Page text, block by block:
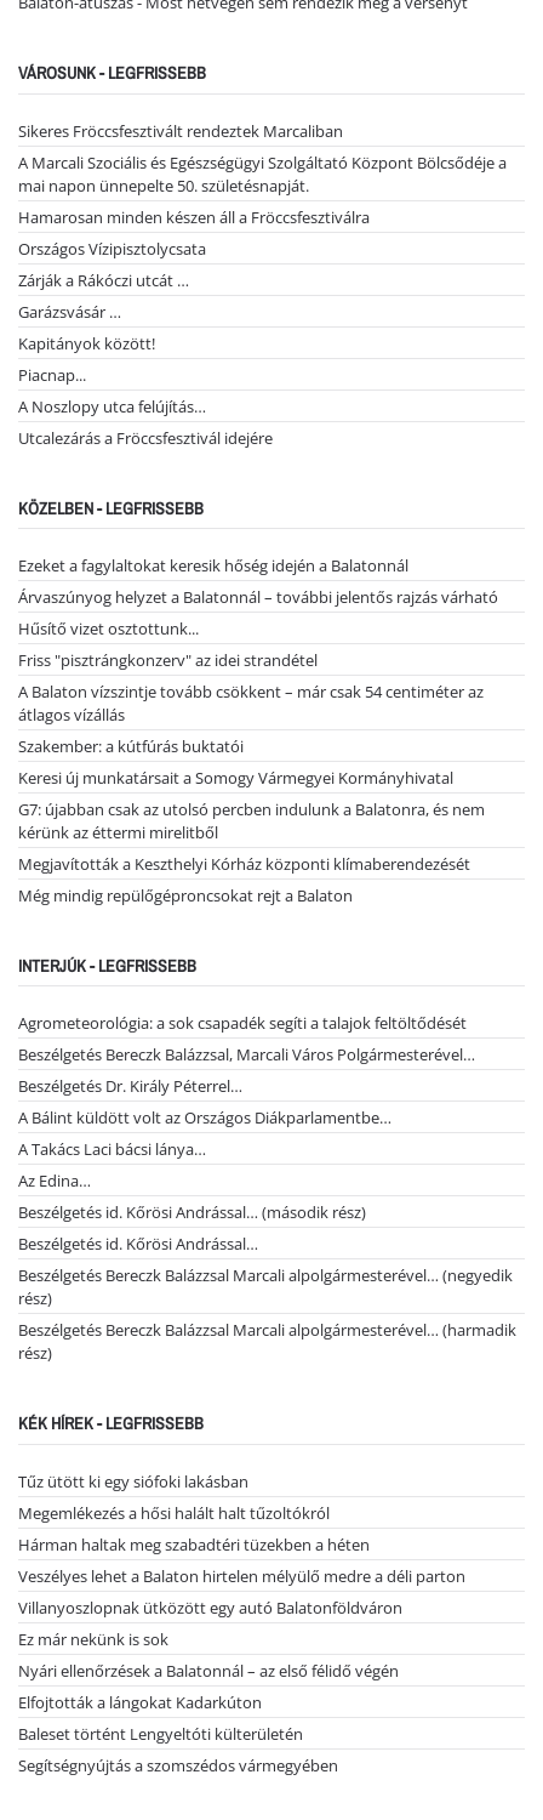
VÁROSUNK - LEGFRISSEBB
Sikeres Fröccsfesztivált rendeztek Marcaliban
A Marcali Szociális és Egészségügyi Szolgáltató Központ Bölcsődéje a
mai napon ünnepelte 50. születésnapját.
Hamarosan minden készen áll a Fröccsfesztiválra
Országos Vízipisztolycsata
Zárják a Rákóczi utcát …
Garázsvásár …
Kapitányok között!
Piacnap...
A Noszlopy utca felújítás…
Utcalezárás a Fröccsfesztivál idejére
KÖZELBEN - LEGFRISSEBB
Ezeket a fagylaltokat keresik hőség idején a Balatonnál
Árvaszúnyog helyzet a Balatonnál – további jelentős rajzás várható
Hűsítő vizet osztottunk...
Friss "pisztrángkonzerv" az idei strandétel
A Balaton vízszintje tovább csökkent – már csak 54 centiméter az
átlagos vízállás
Szakember: a kútfúrás buktatói
Keresi új munkatársait a Somogy Vármegyei Kormányhivatal
G7: újabban csak az utolsó percben indulunk a Balatonra, és nem
kérünk az éttermi mirelitből
Megjavították a Keszthelyi Kórház központi klímaberendezését
Még mindig repülőgéproncsokat rejt a Balaton
INTERJÚK - LEGFRISSEBB
Agrometeorológia: a sok csapadék segíti a talajok feltöltődését
Beszélgetés Bereczk Balázzsal, Marcali Város Polgármesterével…
Beszélgetés Dr. Király Péterrel…
A Bálint küldött volt az Országos Diákparlamentbe…
A Takács Laci bácsi lánya…
Az Edina…
Beszélgetés id. Kőrösi Andrással… (második rész)
Beszélgetés id. Kőrösi Andrással…
Beszélgetés Bereczk Balázzsal Marcali alpolgármesterével… (negyedik
rész)
Beszélgetés Bereczk Balázzsal Marcali alpolgármesterével… (harmadik
rész)
KÉK HÍREK - LEGFRISSEBB
Tűz ütött ki egy siófoki lakásban
Megemlékezés a hősi halált halt tűzoltókról
Hárman haltak meg szabadtéri tüzekben a héten
Veszélyes lehet a Balaton hirtelen mélyülő medre a déli parton
Villanyoszlopnak ütközött egy autó Balatonföldváron
Ez már nekünk is sok
Nyári ellenőrzések a Balatonnál – az első félidő végén
Elfojtották a lángokat Kadarkúton
Baleset történt Lengyeltóti külterületén
Segítségnyújtás a szomszédos vármegyében